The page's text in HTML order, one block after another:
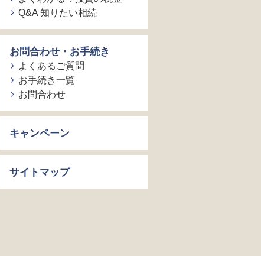
Q&A 知りたい相続
お問合わせ・お手続き
よくあるご質問
お手続き一覧
お問合わせ
キャンペーン
サイトマップ